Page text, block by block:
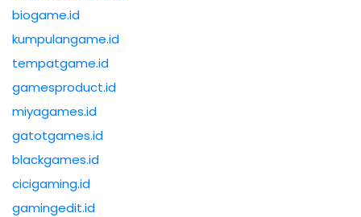
biogame.id
kumpulangame.id
tempatgame.id
gamesproduct.id
miyagames.id
gatotgames.id
blackgames.id
cicigaming.id
gamingedit.id